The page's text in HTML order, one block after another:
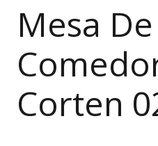
Mesa De
Corten